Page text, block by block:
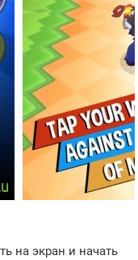
на экран и начать